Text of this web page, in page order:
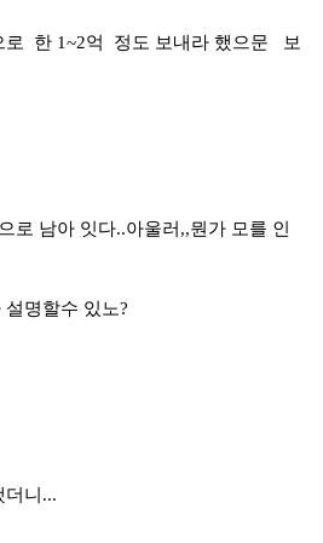
로 한 1~2억 정도 보내라 했으문 보
남아 잇다..아울러,,뭔가 모를 인
명할수 있노?
더니...